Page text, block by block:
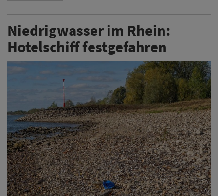
Niedrigwasser im Rhein:
Hotelschiff festgefahren